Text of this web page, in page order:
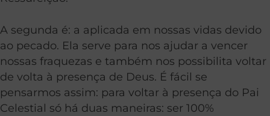
A segunda é: a aplicada em nossas vidas devido
ao pecado. Ela serve para nos ajudar a vencer
nossas fraquezas e também nos possibilita voltar
de volta à presença de Deus. É fácil se
pensarmos assim: para voltar à presença do Pai
Celestial só há duas maneiras: ser 100%